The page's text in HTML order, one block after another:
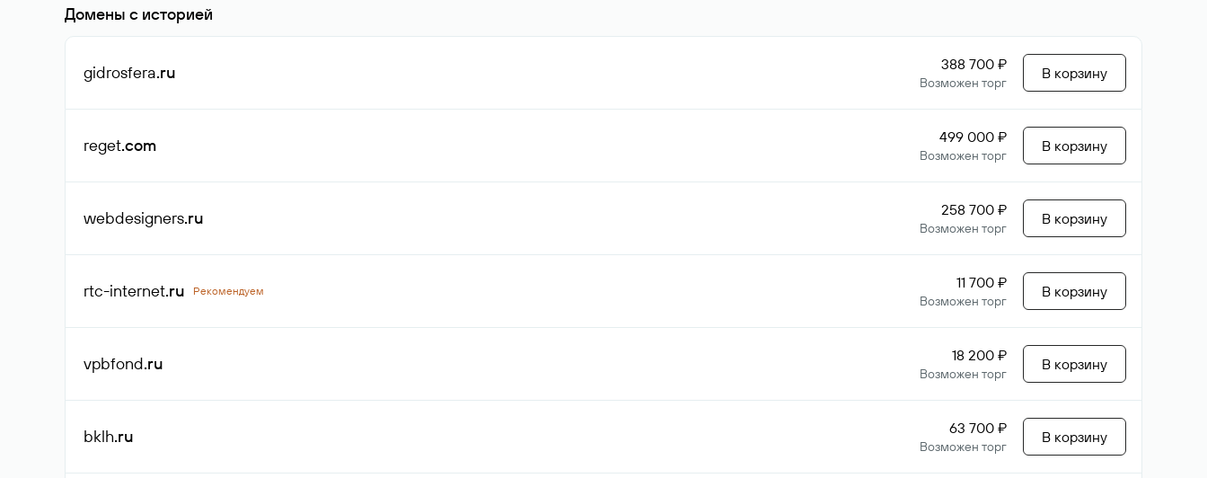
Домены с историей
gidrosfera.ru 388 700 ₽
Возможен торг
В корзину
reget.com 499 000 ₽
Возможен торг
В корзину
webdesigners.ru 258 700 ₽
Возможен торг
В корзину
rtc-internet.ru Рекомендуем 11 700 ₽
Возможен торг
В корзину
vpbfond.ru 18 200 ₽
Возможен торг
В корзину
bklh.ru 63 700 ₽
Возможен торг
В корзину